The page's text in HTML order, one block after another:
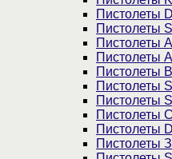
Пистолеты
Пистолеты
Пистолеты
Пистолеты
Пистолеты
Пистолеты
Пистолеты
Пистолеты
Пистолеты
Пистолеты